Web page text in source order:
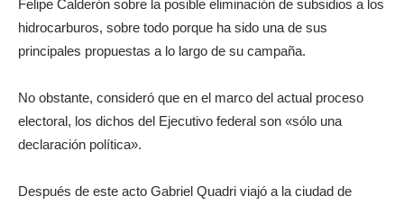
Felipe Calderón sobre la posible eliminación de subsidios a los
hidrocarburos, sobre todo porque ha sido una de sus
principales propuestas a lo largo de su campaña.
No obstante, consideró que en el marco del actual proceso
electoral, los dichos del Ejecutivo federal son «sólo una
declaración política».
Después de este acto Gabriel Quadri viajó a la ciudad de